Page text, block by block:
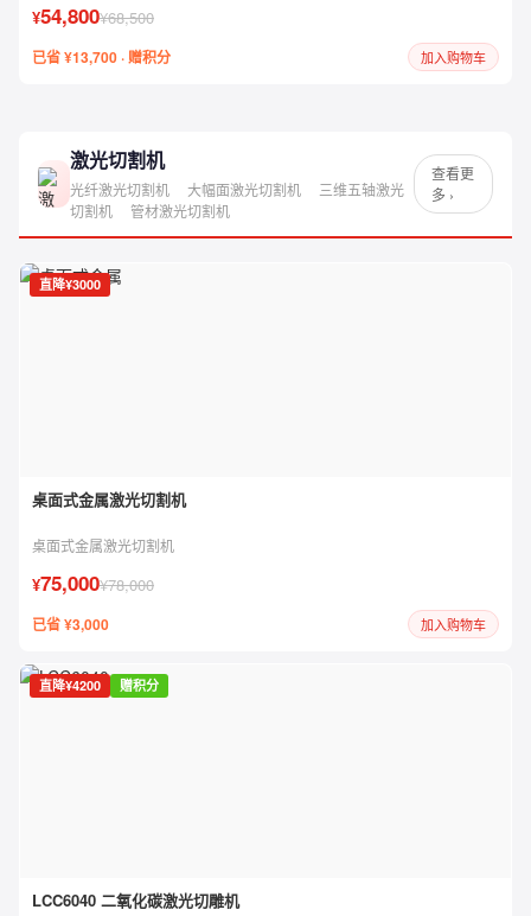
¥54,800¥68,500
已省 ¥13,700 · 赠积分 加入购物车
激光切割机
光纤激光切割机 大幅面激光切割机
三维五轴激光
切割机
管材激光切割机
查看更
多 ›
直降¥3000
桌面式金属激光切割机
桌面式金属激光切割机
¥75,000¥78,000
已省 ¥3,000 加入购物车
直降¥4200 赠积分
LCC6040 二氧化碳激光切雕机